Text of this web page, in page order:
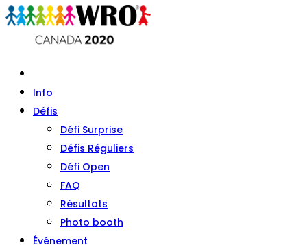
Info
Défis
Défi Surprise
Défis Réguliers
Défi Open
FAQ
Résultats
Photo booth
Événement